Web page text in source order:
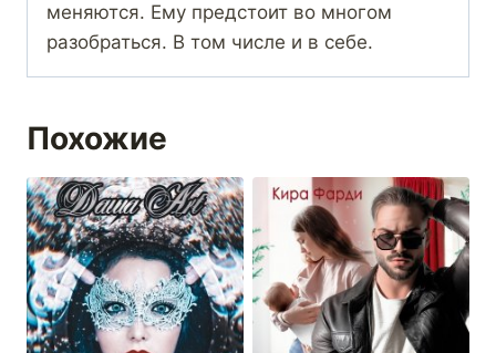
меняются. Ему предстоит во многом
разобраться. В том числе и в себе.
Похожие